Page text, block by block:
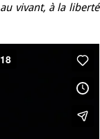
vivant, à la liberté